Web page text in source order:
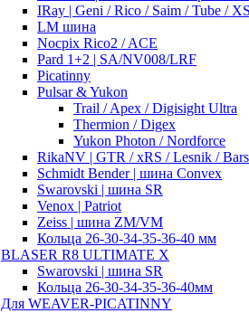
IRay | Geni / Rico / Saim / Tube /
LM шина
Nocpix Rico2 / ACE
Pard 1+2 | SA/NV008/LRF
Picatinny
Pulsar & Yukon
Trail / Apex / Digisight Ultra
Thermion / Digex
Yukon Photon / Nordforce
RikaNV | GTR / xRS / Lesnik /
Schmidt Bender | шина Convex
Swarovski | шина SR
Venox | Patriot
Zeiss | шина ZM/VM
Кольца 26-30-34-35-36-40 мм
BLASER R8 ULTIMATE X
Swarovski | шина SR
Кольца 26-30-34-35-36-40мм
Для WEAVER-PICATINNY